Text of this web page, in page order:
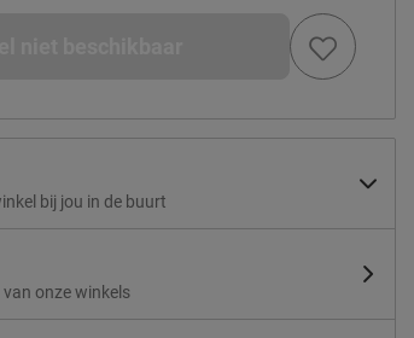
bij jou in de buurt
onze winkels